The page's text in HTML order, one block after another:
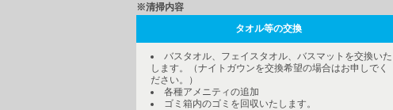
※清掃内容
タオル等の交換
バスタオル、フェイスタオル、バスマットを交換いた
します。（ナイトガウンを交換希望の場合はお申しでく
ださい。）
各種アメニティの追加
ゴミ箱内のゴミを回収いたします。